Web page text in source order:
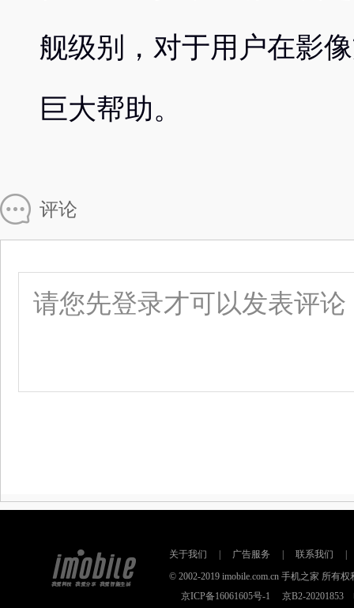
舰级别，对于用户在影
巨大帮助。
评论
关于我们 广告服务 联系我们
© 2002-2019 imobile.com.cn 手机之家 所有
京ICP备16061605号-1
京B2-20201853